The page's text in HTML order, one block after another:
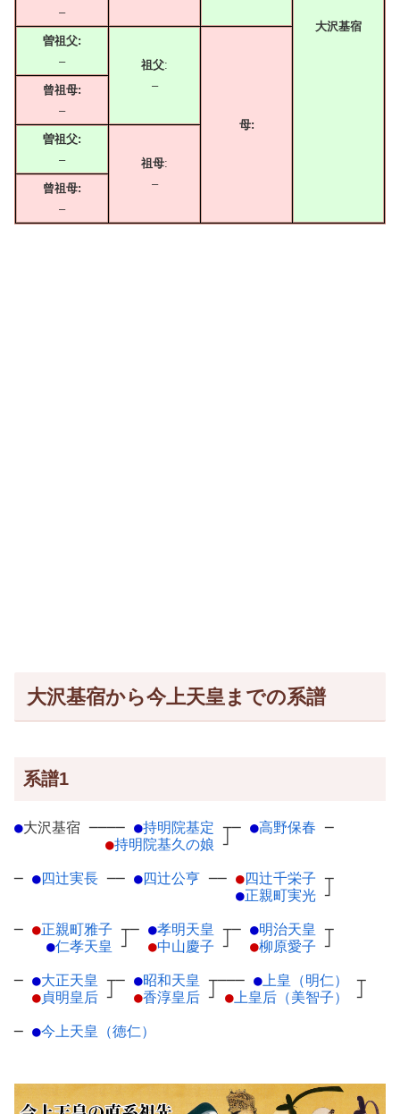
大沢基宿
–
曽祖父:
–
祖父:
–
母:
曾祖母:
–
曽祖父:
–
祖母:
–
曾祖母:
–
大沢基宿から今上天皇までの系譜
系譜1
●大沢基宿 ──── ●持明院基定 ┬
●持明院基久の娘 ┘
─ ●高野保春 ─
─ ●四辻実長 ── ●四辻公亨 ── ●四辻千栄子 ┬
●正親町実光 ┘
─ ●正親町雅子 ┬
●仁孝天皇 ┘
─ ●孝明天皇 ┬
●中山慶子 ┘
─ ●明治天皇 ┬
●柳原愛子 ┘
─ ●大正天皇 ┬
●貞明皇后 ┘
─ ●昭和天皇 ┬
●香淳皇后 ┘
─── ●上皇（明仁）
┬
●上皇后（美智子） ┘
─ ●今上天皇（徳仁）